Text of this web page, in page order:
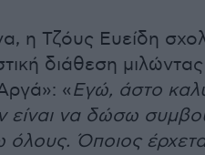
η Τζόυς Ευείδη
διάθεση
«Εγώ, άστο
είναι να δώσω
Όποιος